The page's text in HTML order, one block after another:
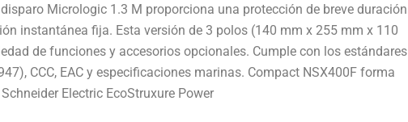
Micrologic 1.3 M proporciona una protección de breve duración
instantánea fija. Esta versión de 3 polos (140 mm x 255 mm x 110
de funciones y accesorios opcionales. Cumple con los estándares
CCC, EAC y especificaciones marinas. Compact NSX400F forma
Electric EcoStruxure Power